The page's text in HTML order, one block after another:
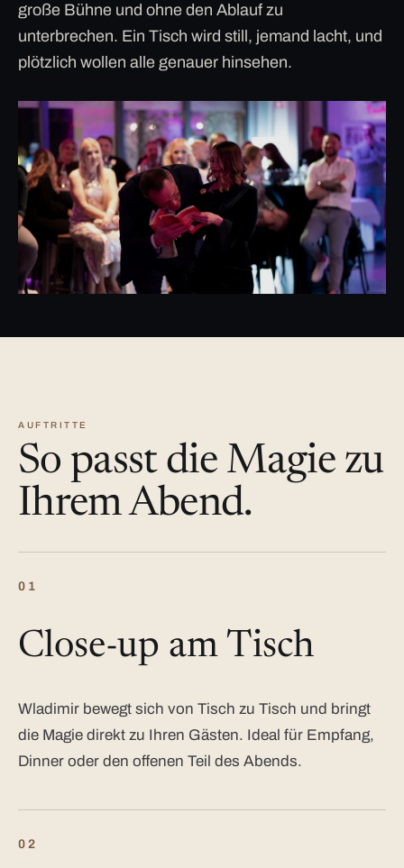
große Bühne und ohne den Ablauf zu
unterbrechen. Ein Tisch wird still, jemand lacht, und
plötzlich wollen alle genauer hinsehen.
AUFTRITTE
So passt die Magie zu
Ihrem Abend.
01
Close-up am Tisch
Wladimir bewegt sich von Tisch zu Tisch und bringt
die Magie direkt zu Ihren Gästen. Ideal für Empfang,
Dinner oder den offenen Teil des Abends.
02